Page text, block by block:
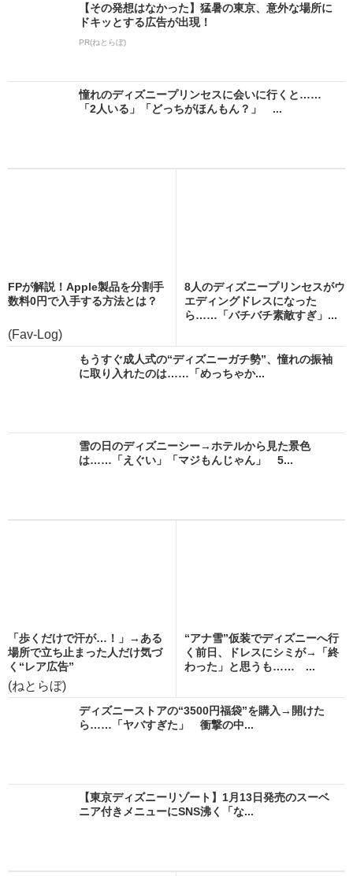
【その発想はなかった】猛暑の東京、意外な場所に
ドキッとする広告が出現！
PR(ねとらぼ)
憧れのディズニープリンセスに会いに行くと……
「2人いる」「どっちがほんもん？」 ...
FPが解説！Apple製品を分割手
数料0円で入手する方法とは？
(Fav-Log)
8人のディズニープリンセスがウ
エディングドレスになった
ら……「バチバチ素敵すぎ」...
もうすぐ成人式の“ディズニーガチ勢”、憧れの振袖
に取り入れたのは……「めっちゃか...
雪の日のディズニーシー→ホテルから見た景色
は……「えぐい」「マジもんじゃん」 5...
「歩くだけで汗が…！」→ある
場所で立ち止まった人だけ気づ
く“レア広告”
(ねとらぼ)
“アナ雪”仮装でディズニーへ行
く前日、ドレスにシミが→「終
わった」と思うも…… ...
ディズニーストアの“3500円福袋”を購入→開けた
ら……「ヤバすぎた」 衝撃の中...
【東京ディズニーリゾート】1月13日発売のスーベ
ニア付きメニューにSNS沸く「な...